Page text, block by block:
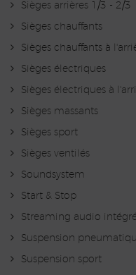
Sièges arrières 1/3 - 2/3
Sièges chauffants
Sièges chauffants à
Sièges électriques
Sièges électriques à
Sièges massants
Sièges sport
Sièges ventilés
Soundsystem
Start & Stop
Streaming audio
Suspension
Suspension sport